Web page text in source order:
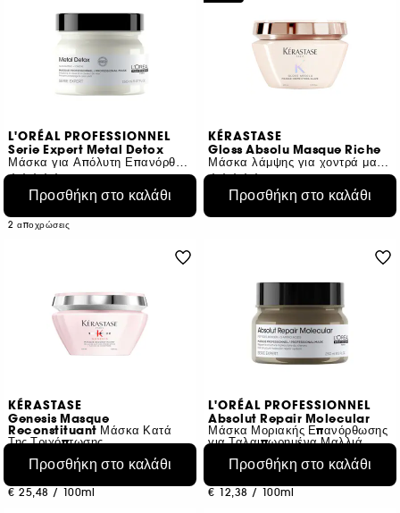
L'ORÉAL PROFESSIONNEL
Serie Expert Metal Detox
Μάσκα για Απόλυτη Επανόρθωση Μαλλιών
42
€ 22,95
2 αποχρώσεις
Προσθήκη στο καλάθι
KÉRASTASE
Gloss Absolu Masque Riche
Μάσκα λάμψης για χοντρά μαλλιά με τάση φριζαρίσματος
426
€ 50,95
Προσθήκη στο καλάθι
KÉRASTASE
Genesis Masque
Reconstituant Μάσκα Κατά
Της Τριχόπτωσης
83
€ 50,95
€ 25,48 / 100ml
Προσθήκη στο καλάθι
L'ORÉAL PROFESSIONNEL
Absolut Repair Molecular
Μάσκα Μοριακής Επανόρθωσης
για Ταλαιπωρημένα Μαλλιά
657
€ 30,95
€ 12,38 / 100ml
Προσθήκη στο καλάθι